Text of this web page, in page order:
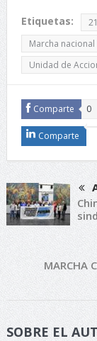
Etiquetas:
Marcha nacional
Unidad de
Comparte 0
Comparte
MARCHA
SOBRE EL